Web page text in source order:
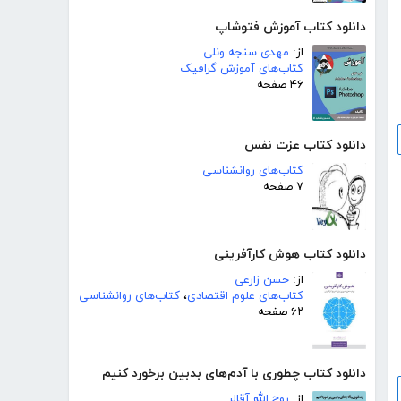
دانلود کتاب آموزش فتوشاپ
از: مهدی سنجه ونلی
کتاب‌های آموزش گرافیک
۴۶ صفحه
دانلود کتاب عزت نفس
کتاب‌های روانشناسی
۷ صفحه
دانلود کتاب هوش کارآفرینی
از: حسن زارعی
کتاب‌های علوم اقتصادی، کتاب‌های روانشناسی
۶۲ صفحه
دانلود کتاب چطوری با آدم‌های بدبین برخورد کنیم